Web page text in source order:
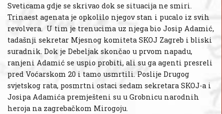
Sveticama gdje se skrivao dok se situacija ne smiri.
Trinaest agenata je opkolilo njegov stan i pucalo iz svih
revolvera. U tim je trenucima uz njega bio Josip Adamić,
tadašnji sekretar Mjesnog komiteta SKOJ Zagreb i bliski
suradnik. Dok je Debeljak skončao u prvom napadu,
ranjeni Adamić se uspio probiti, ali su ga agenti presreli
pred Voćarskom 20 i tamo usmrtili. Poslije Drugog
svjetskog rata, posmrtni ostaci sedam sekretara SKOJ-a i
Josipa Adamića premješteni su u Grobnicu narodnih
heroja na zagrebačkom Mirogoju.